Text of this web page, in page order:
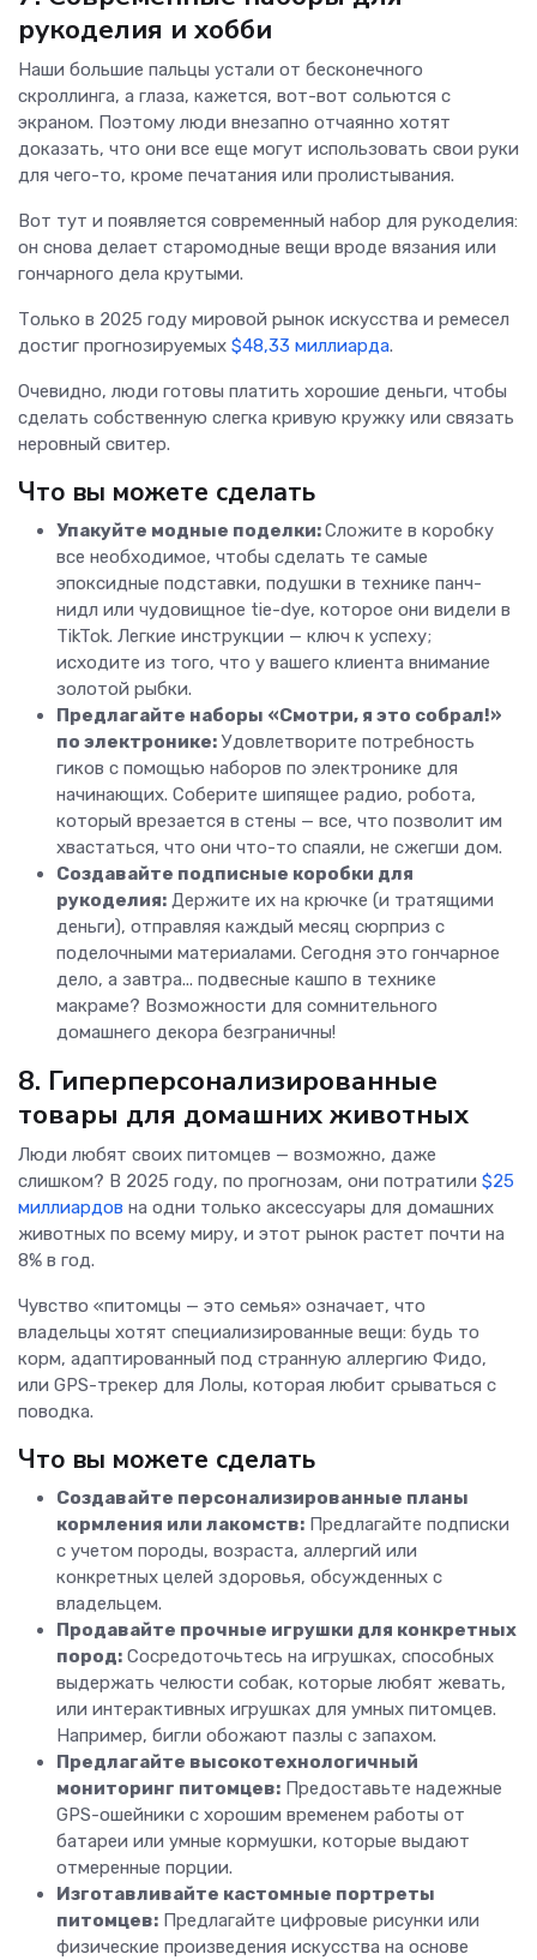
рукоделия и хобби
Наши большие пальцы устали от бесконечного
скроллинга, а глаза, кажется, вот-вот сольются с
экраном. Поэтому люди внезапно отчаянно хотят
доказать, что они все еще могут использовать свои руки
для чего-то, кроме печатания или пролистывания.
Вот тут и появляется современный набор для рукоделия:
он снова делает старомодные вещи вроде вязания или
гончарного дела крутыми.
Только в 2025 году мировой рынок искусства и ремесел
достиг прогнозируемых $48,33 миллиарда.
Очевидно, люди готовы платить хорошие деньги, чтобы
сделать собственную слегка кривую кружку или связать
неровный свитер.
Что вы можете сделать
Упакуйте модные поделки:Сложите в коробку
все необходимое, чтобы сделать те самые
эпоксидные подставки, подушки в технике панч-
нидл или чудовищное tie-dye, которое они видели в
TikTok. Легкие инструкции — ключ к успеху;
исходите из того, что у вашего клиента внимание
золотой рыбки.
Предлагайте наборы «Смотри, я это собрал!»
по электронике: Удовлетворите потребность
гиков с помощью наборов по электронике для
начинающих. Соберите шипящее радио, робота,
который врезается в стены — все, что позволит им
хвастаться, что они что-то спаяли, не сжегши дом.
Создавайте подписные коробки для
рукоделия: Держите их на крючке (и тратящими
деньги), отправляя каждый месяц сюрприз с
поделочными материалами. Сегодня это гончарное
дело, а завтра... подвесные кашпо в технике
макраме? Возможности для сомнительного
домашнего декора безграничны!
8. Гиперперсонализированные
товары для домашних животных
​​Люди любят своих питомцев — возможно, даже
слишком? В 2025 году, по прогнозам, они потратили $25
миллиардов на одни только аксессуары для домашних
животных по всему миру, и этот рынок растет почти на
8% в год.
Чувство «питомцы — это семья» означает, что
владельцы хотят специализированные вещи: будь то
корм, адаптированный под странную аллергию Фидо,
или GPS-трекер для Лолы, которая любит срываться с
поводка.
Что вы можете сделать
Создавайте персонализированные планы
кормления или лакомств: Предлагайте подписки
с учетом породы, возраста, аллергий или
конкретных целей здоровья, обсужденных с
владельцем.
Продавайте прочные игрушки для конкретных
пород: Сосредоточьтесь на игрушках, способных
выдержать челюсти собак, которые любят жевать,
или интерактивных игрушках для умных питомцев.
Например, бигли обожают пазлы с запахом.
Предлагайте высокотехнологичный
мониторинг питомцев: Предоставьте надежные
GPS-ошейники с хорошим временем работы от
батареи или умные кормушки, которые выдают
отмеренные порции.
Изготавливайте кастомные портреты
питомцев: Предлагайте цифровые рисунки или
физические произведения искусства на основе